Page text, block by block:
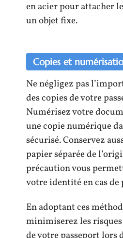
en acier pour attacher
un objet fixe.
Copies et
Ne négligez pas
des copies de votre
Numérisez votre
une copie numérique
sécurisé. Conservez
papier séparée de
précaution vous
votre identité en cas de
En adoptant ces
minimiserez les